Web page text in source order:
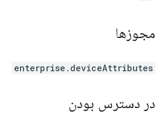
مجوزها
enterprise.deviceAttributes
در دسترس بودن